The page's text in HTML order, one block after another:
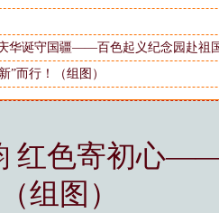
华诞守国疆——百色起义纪念园赴祖
”而行！（组图）
红色寄初心
组图）